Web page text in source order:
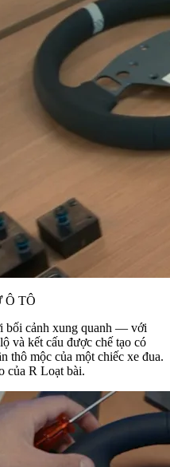
Ô TÔ
bối cảnh xung quanh — với
và kết cấu được chế tạo có
thô mộc của một chiếc xe đua.
của R Loạt bài.